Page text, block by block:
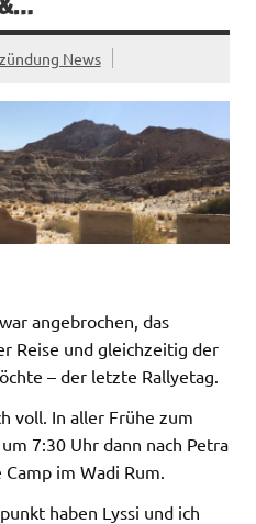
News
angebrochen, das
Reise und gleichzeitig der
– der letzte Rallyetag.
voll. In aller Frühe zum
7:30 Uhr dann nach Petra
im Wadi Rum.
haben Lyssi und ich